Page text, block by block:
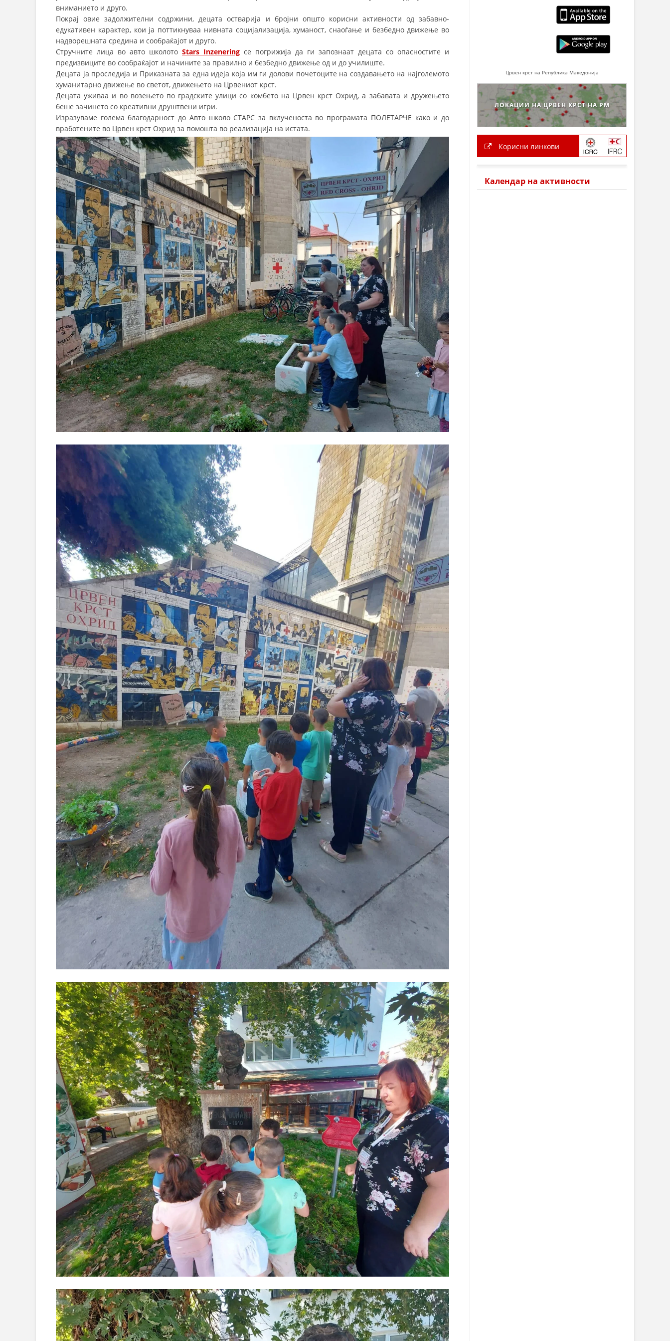
MЕЃУНАРОДНО ХУМАНИТАРНО ПРАВО
ПРОМОЦИЈА НА ХУМАНИ ВРЕДНОСТИ
УПОТРЕБА И ЗАШТИТА НА АМБЛЕМОТ
ПОДГОТВЕНОСТ И ДЕЈСТВО ПРИ КАТАСТРОФИ
ПРОЕКТИ – ПОДГОТВЕНОСТ И ДЕЈСТВУВАЊЕ ПРИ КАТАСТРОФИ
ОДНОСИ СО ЈАВНОСТ
ИСТРАЖУВАЊЕ НА ЈАВНО МИСЛЕЊЕ
МЕЃУНАРОДНА СОРАБОТКА
ЗНАЧЕЊЕ НА СЛУЖБАТА ЗА БАРАЊЕ
ФОРМУЛАРИ ЗА БАРАЊА
ЗДРАВСТВЕНО ПРЕВЕНТИВНА ДЕЈНОСТ
ПРВА ПОМОШ
КРВОДАРИТЕЛСТВО
ИНФОРМАЦИИ ЗА БОЛЕСТИ
МЕНАЏМЕНТ НА ВОЛОНТЕРИ
ЗА НАС
ДЕЈСТВУВАЊЕ
ПРИРАЧНИЦИ
СТРАТЕГИИ
ЕДУКАТИВНО ИНФОРМАТИВНИ МАТЕРИЈАЛИ
БРОШУРИ
ПОСТЕРИ
ПРЕЗЕНТАЦИИ
вниманието и друго.
Покрај овие задолжителни содржини, децата остварија и бројни општо корисни активности од забавно-
едукативен карактер, кои ја поттикнуваа нивната социјализација, хуманост, снаоѓање и безбедно движење во
надворешната средина и сообраќајот и друго.
Стручните лица во авто школото Stars Inzenering се погрижија да ги запознаат децата со опасностите и
предизвиците во сообраќајот и начините за правилно и безбедно движење од и до училиште.
Децата ја проследија и Приказната за една идеја која им ги долови почетоците на создавањето на најголемото
хуманитарно движење во светот, движењето на Црвениот крст.
Децата уживаа и во возењето по градските улици со комбето на Црвен крст Охрид, а забавата и дружењето
беше зачинето со креативни друштвени игри.
Изразуваме голема благодарност до Авто школо СТАРС за вклученоста во програмата ПОЛЕТАРЧЕ како и до
вработените во Црвен крст Охрид за помошта во реализација на истата.
Црвен крст на Република Македонија
ЛОКАЦИИ НА ЦРВЕН КРСТ НА РМ
Корисни линкови
Календар на активности